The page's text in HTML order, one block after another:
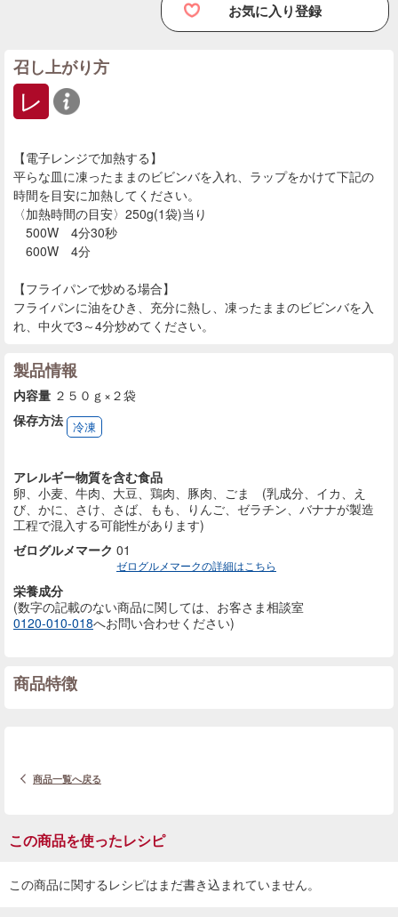
お気に入り登録
召し上がり方
レ
【電子レンジで加熱する】
平らな皿に凍ったままのビビンバを入れ、ラップをかけて下記の
時間を目安に加熱してください。
〈加熱時間の目安〉250g(1袋)当り
500W 4分30秒
600W 4分
【フライパンで炒める場合】
フライパンに油をひき、充分に熱し、凍ったままのビビンバを入
れ、中火で3～4分炒めてください。
製品情報
内容量 ２５０ｇ×２袋
保存方法 冷凍
アレルギー物質を含む食品
卵、小麦、牛肉、大豆、鶏肉、豚肉、ごま (乳成分、イカ、え
び、かに、さけ、さば、もも、りんご、ゼラチン、バナナが製造
工程で混入する可能性があります)
ゼログルメマーク 01
ゼログルメマークの詳細はこちら
栄養成分
(数字の記載のない商品に関しては、お客さま相談室
0120-010-018へお問い合わせください)
商品特徴
商品一覧へ戻る
この商品を使ったレシピ
この商品に関するレシピはまだ書き込まれていません。